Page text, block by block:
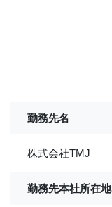
勤務先名
株式会社TMJ
勤務先本社所在地